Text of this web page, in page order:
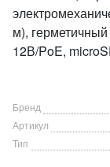
м),
12В/PoE,
Бренд
Артикул
Тип